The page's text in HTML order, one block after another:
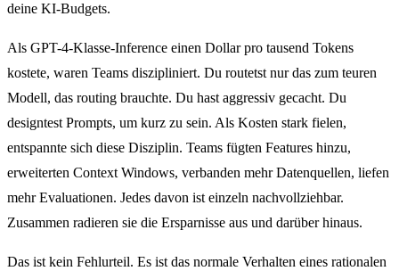
deine KI-Budgets.
Als GPT-4-Klasse-Inference einen Dollar pro tausend Tokens
kostete, waren Teams diszipliniert. Du routetst nur das zum teuren
Modell, das routing brauchte. Du hast aggressiv gecacht. Du
designtest Prompts, um kurz zu sein. Als Kosten stark fielen,
entspannte sich diese Disziplin. Teams fügten Features hinzu,
erweiterten Context Windows, verbanden mehr Datenquellen, liefen
mehr Evaluationen. Jedes davon ist einzeln nachvollziehbar.
Zusammen radieren sie die Ersparnisse aus und darüber hinaus.
Das ist kein Fehlurteil. Es ist das normale Verhalten eines rationalen